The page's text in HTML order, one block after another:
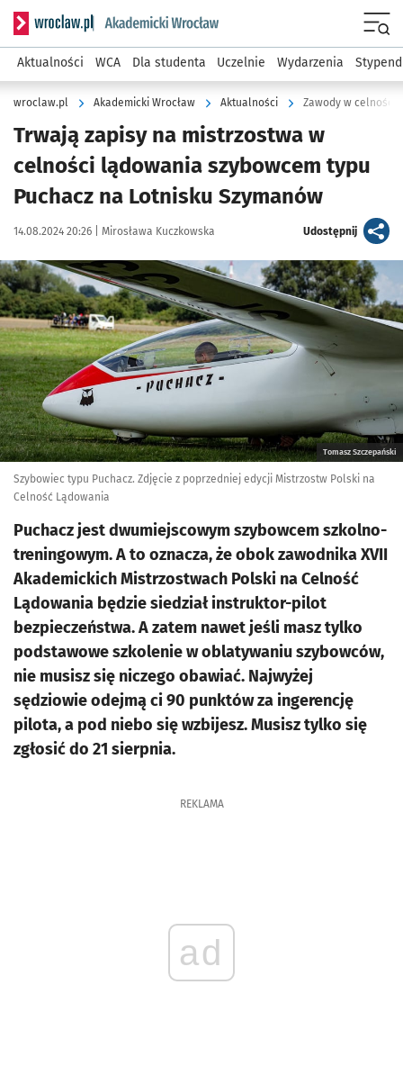
Serwis informacyjny wroclaw.pl podserwis: Akademicki
Aktualności WCA Dla studenta Uczelnie Wydarzenia
wroclaw.pl Akademicki Wrocław Aktualności Zawody w celności
Trwają zapisy na mistrzostwa w
celności lądowania szybowcem typu
Puchacz na Lotnisku Szymanów
Data publikacji:
14.08.2024 20:26 | Autor:
Mirosława Kuczkowska Udostępnijartykuł
Kliknij, aby powiększyć
Tomasz Szczepański
Szybowiec typu Puchacz. Zdjęcie z poprzedniej edycji Mistrzostw Polski na
Celność Lądowania
Puchacz jest dwumiejscowym szybowcem szkolno-
treningowym. A to oznacza, że obok zawodnika XVII
Akademickich Mistrzostwach Polski na Celność
Lądowania będzie siedział instruktor-pilot
bezpieczeństwa. A zatem nawet jeśli masz tylko
podstawowe szkolenie w oblatywaniu szybowców,
nie musisz się niczego obawiać. Najwyżej
sędziowie odejmą ci 90 punktów za ingerencję
pilota, a pod niebo się wzbijesz. Musisz tylko się
zgłosić do 21 sierpnia.
REKLAMA
ad